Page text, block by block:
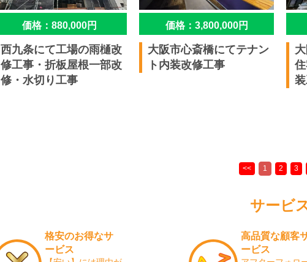
価格：880,000円
西九条にて工場の雨樋改
修工事・折板屋根一部改
修・水切り工事
価格：3,800,000円
大阪市心斎橋にてテナン
ト内装改修工事
サービ
格安のお得なサ
ービス
高品質な顧客
ービス